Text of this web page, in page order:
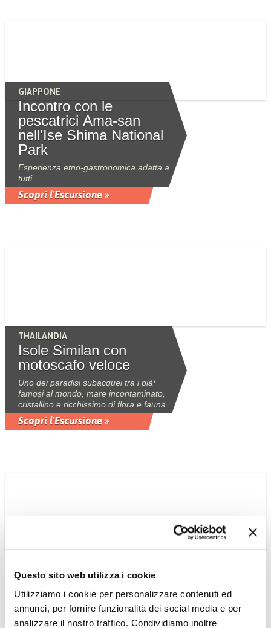
Questo sito web utilizza i cookie
Utilizziamo i cookie per personalizzare contenuti ed
annunci, per fornire funzionalità dei social media e per
analizzare il nostro traffico. Condividiamo inoltre
GIAPPONE
Incontro con le
pescatrici Ama-san
nell'Ise Shima National
Park
Esperienza etno-gastronomica adatta a
tutti
Scopri l'Escursione »
THAILANDIA
Isole Similan con
motoscafo veloce
Uno dei paradisi subacquei tra i pià¹
famosi al mondo, mare incontaminato,
cristallino e ricchissimo di flora e fauna
Scopri l'Escursione »
GIAPPONE
Japan Rail Pass